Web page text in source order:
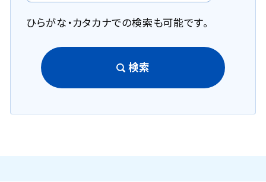
ひらがな・カタカナでの検索も可能です。
検索